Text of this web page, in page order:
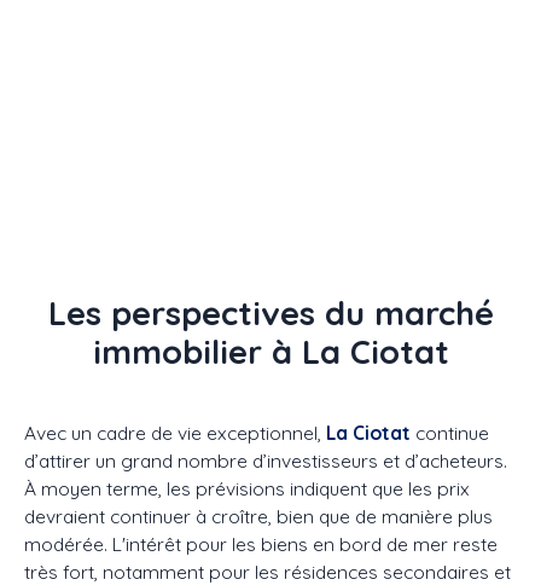
Les perspectives du marché
immobilier à La Ciotat
Avec un cadre de vie exceptionnel, La Ciotat continue
d’attirer un grand nombre d’investisseurs et d’acheteurs.
À moyen terme, les prévisions indiquent que les prix
devraient continuer à croître, bien que de manière plus
modérée. L'intérêt pour les biens en bord de mer reste
très fort, notamment pour les résidences secondaires et